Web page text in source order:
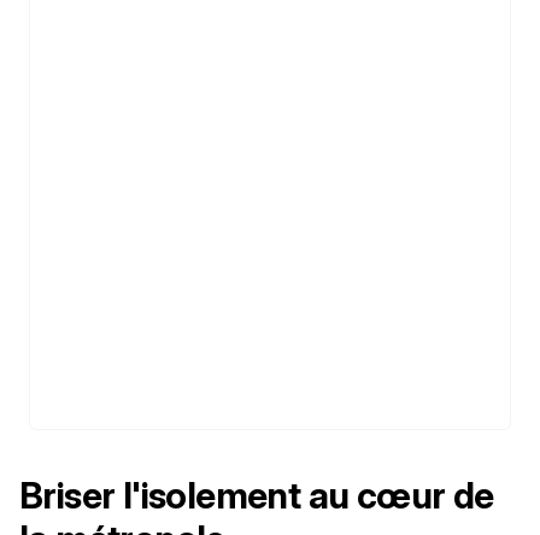
Briser l'isolement au cœur de